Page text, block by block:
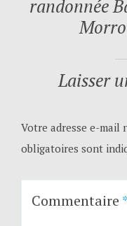
randonnée
Laisser
Votre adresse e-mail
obligatoires sont
Commentaire